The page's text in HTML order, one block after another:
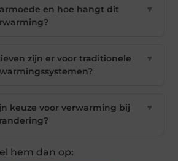
en hoe hangt dit
▼
zijn er voor traditionele
▼
keuze voor verwarming bij
▼
hem dan op: